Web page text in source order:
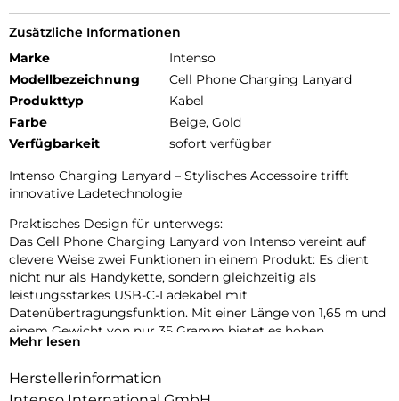
Zusätzliche Informationen
Marke
Intenso
Modellbezeichnung
Cell Phone Charging Lanyard
Produkttyp
Kabel
Farbe
Beige, Gold
Verfügbarkeit
sofort verfügbar
Intenso Charging Lanyard – Stylisches Accessoire trifft
innovative Ladetechnologie
Praktisches Design für unterwegs:
Das Cell Phone Charging Lanyard von Intenso vereint auf
clevere Weise zwei Funktionen in einem Produkt: Es dient
nicht nur als Handykette, sondern gleichzeitig als
leistungsstarkes USB-C-Ladekabel mit
Datenübertragungsfunktion. Mit einer Länge von 1,65 m und
einem Gewicht von nur 35 Gramm bietet es hohen
Tragekomfort und optimale Bewegungsfreiheit – ob beim
verstellbaren Länge lässt sich das Lanyard individuell
Mehr lesen
Herstellerinformation